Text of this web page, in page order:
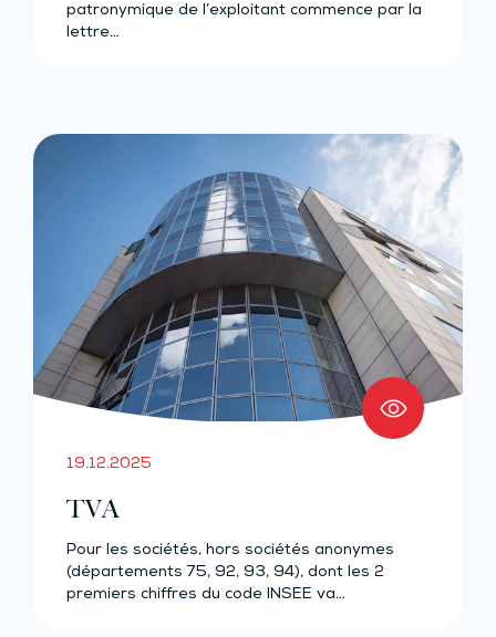
patronymique de l’exploitant commence par la
lettre…
19.12.2025
TVA
Pour les sociétés, hors sociétés anonymes
(départements 75, 92, 93, 94), dont les 2
premiers chiffres du code INSEE va…